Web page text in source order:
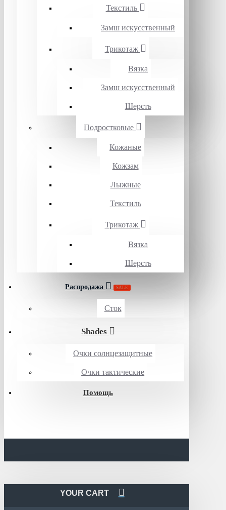
Текстиль
Замш искусственный
Трикотаж
Вязка
Замш искусственный
Шерсть
Подростковые
Кожаные
Кожзам
Лыжные
Текстиль
Трикотаж
Вязка
Шерсть
Распродажа SALE
Сток
Shades
Очки солнцезащитные
Очки тактические
Помощь
YOUR CART